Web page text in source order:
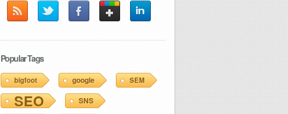
Popular Tags
bigfoot google SEM
SEO SNS